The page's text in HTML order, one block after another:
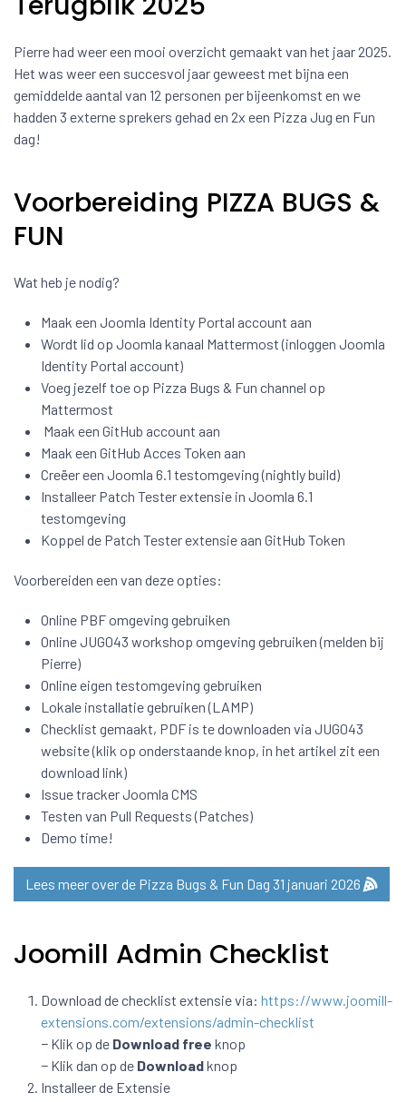
Pierre had weer een mooi overzicht gemaakt van het jaar 2025.
Het was weer een succesvol jaar geweest met bijna een
gemiddelde aantal van 12 personen per bijeenkomst en we
hadden 3 externe sprekers gehad en 2x een Pizza Jug en Fun
dag!
Voorbereiding PIZZA BUGS &
FUN
Wat heb je nodig?
Maak een Joomla Identity Portal account aan
Wordt lid op Joomla kanaal Mattermost (inloggen Joomla
Identity Portal account)
Voeg jezelf toe op Pizza Bugs & Fun channel op
Mattermost
Maak een GitHub account aan
Maak een GitHub Acces Token aan
Creëer een Joomla 6.1 testomgeving (nightly build)
Installeer Patch Tester extensie in Joomla 6.1
testomgeving
Koppel de Patch Tester extensie aan GitHub Token
Voorbereiden een van deze opties:
Online PBF omgeving gebruiken
Online JUG043 workshop omgeving gebruiken (melden bij
Pierre)
Online eigen testomgeving gebruiken
Lokale installatie gebruiken (LAMP)
Checklist gemaakt, PDF is te downloaden via JUG043
website (klik op onderstaande knop, in het artikel zit een
download link)
Issue tracker Joomla CMS
Testen van Pull Requests (Patches)
Demo time!
Lees meer over de Pizza Bugs & Fun Dag 31 januari 2026
Joomill Admin Checklist
Download de checklist extensie via: https://www.joomill-
extensions.com/extensions/admin-checklist
− Klik op de Download free knop
− Klik dan op de Downloadknop
Installeer de Extensie